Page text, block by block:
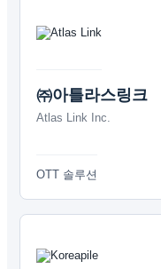
㈜아틀라스링크
Atlas Link Inc.
OTT 솔루션